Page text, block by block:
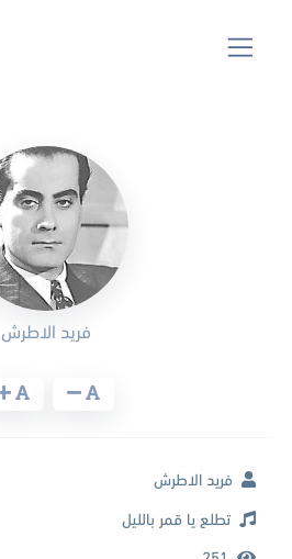
فريد الاطرش
فريد الاطرش
تطلع يا قمر بالليل